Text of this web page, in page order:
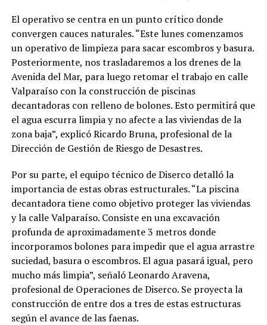
El operativo se centra en un punto crítico donde
convergen cauces naturales. “Este lunes comenzamos
un operativo de limpieza para sacar escombros y basura.
Posteriormente, nos trasladaremos a los drenes de la
Avenida del Mar, para luego retomar el trabajo en calle
Valparaíso con la construcción de piscinas
decantadoras con relleno de bolones. Esto permitirá que
el agua escurra limpia y no afecte a las viviendas de la
zona baja”, explicó Ricardo Bruna, profesional de la
Dirección de Gestión de Riesgo de Desastres.
Por su parte, el equipo técnico de Diserco detalló la
importancia de estas obras estructurales. “La piscina
decantadora tiene como objetivo proteger las viviendas
y la calle Valparaíso. Consiste en una excavación
profunda de aproximadamente 3 metros donde
incorporamos bolones para impedir que el agua arrastre
suciedad, basura o escombros. El agua pasará igual, pero
mucho más limpia”, señaló Leonardo Aravena,
profesional de Operaciones de Diserco. Se proyecta la
construcción de entre dos a tres de estas estructuras
según el avance de las faenas.